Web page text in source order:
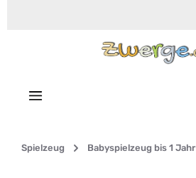
Spielzeug Babyspielzeug bis 1 Jahr